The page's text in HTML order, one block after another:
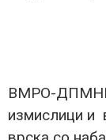
ВМРО-ДПМНЕ
измислици и